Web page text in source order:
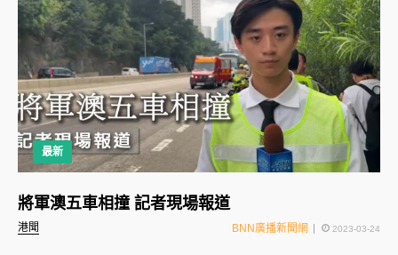
最新
港聞
將軍澳五車相撞 記者現場報道
BNN廣播新聞網 2023-03-24